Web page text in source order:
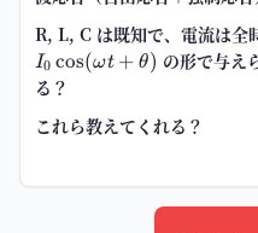
R, L, C は既知で、電流は全
I0 cos(ωt + θ) の形で与え
る？
これら教えてくれる？